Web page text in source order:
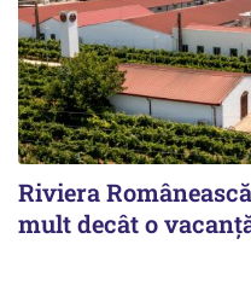
Riviera
mult decât o